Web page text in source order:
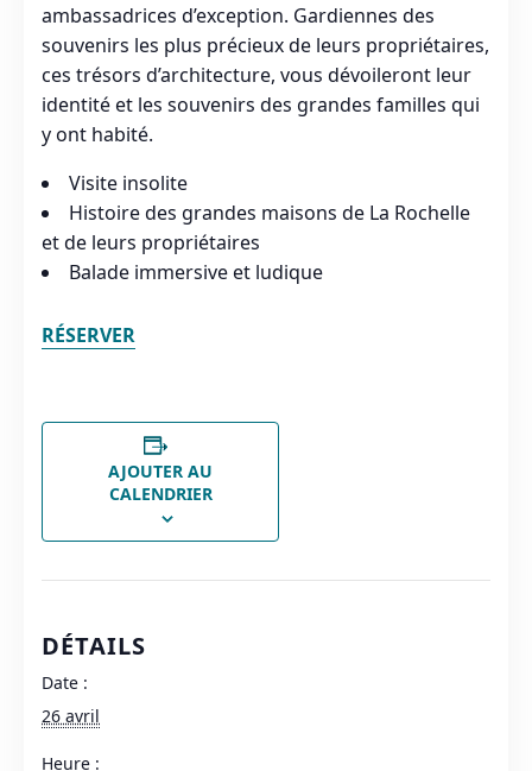
ambassadrices d’exception. Gardiennes des
souvenirs les plus précieux de leurs propriétaires,
ces trésors d’architecture, vous dévoileront leur
identité et les souvenirs des grandes familles qui
y ont habité.
Visite insolite
Histoire des grandes maisons de La Rochelle
et de leurs propriétaires
Balade immersive et ludique
RÉSERVER
AJOUTER AU
CALENDRIER
DÉTAILS
Date :
26 avril
Heure :